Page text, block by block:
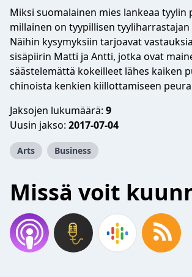
Miksi suomalainen mies lankeaa tyylin
millainen on tyypillisen
Näihin kysymyksiin tarjoavat
sisäpiirin Matti ja Antti, jotka ovat
säästelemättä kokeilleet lähes kaiken
chinoista kenkien kiillottamiseen
Jaksojen lukumäärä: 9
Uusin jakso: 2017-07-04
Arts Business
Missä voit